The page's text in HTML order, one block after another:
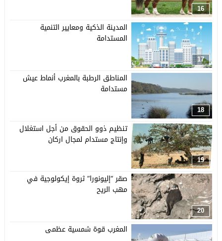
16
17
المدينة الذكية ومعايير التنمية
المستدامة
18
المناطق الرطبة بالمغرب أنماط عيش
مستدامة
19
تنظيم ذوو الحقوق من أجل استغلال
وإنتاج مستدام لمجال اركان
20
صقر “إليونورا” ثروة إيكولوجية في
مهب الريح
المغرب قوة شمسية عظمى